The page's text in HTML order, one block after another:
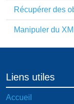
Récupérer des
Manipuler du
Liens utiles
Accueil